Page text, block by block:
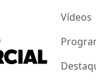
Vídeos